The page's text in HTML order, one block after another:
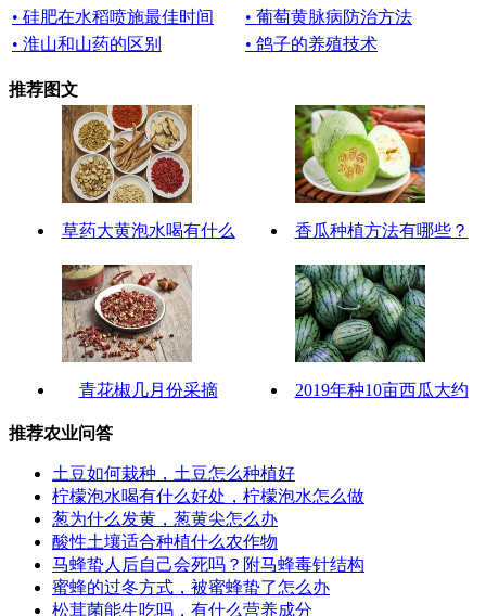
• 硅肥在水稻喷施最佳时间
• 葡萄黄脉病防治方法
• 淮山和山药的区别
• 鸽子的养殖技术
推荐图文
草药大黄泡水喝有什么 香瓜种植方法有哪些？
青花椒几月份采摘 2019年种10亩西瓜大约
推荐农业问答
土豆如何栽种，土豆怎么种植好
柠檬泡水喝有什么好处，柠檬泡水怎么做
葱为什么发黄，葱黄尖怎么办
酸性土壤适合种植什么农作物
马蜂蛰人后自己会死吗？附马蜂毒针结构
蜜蜂的过冬方式，被蜜蜂蛰了怎么办
松茸菌能生吃吗，有什么营养成分